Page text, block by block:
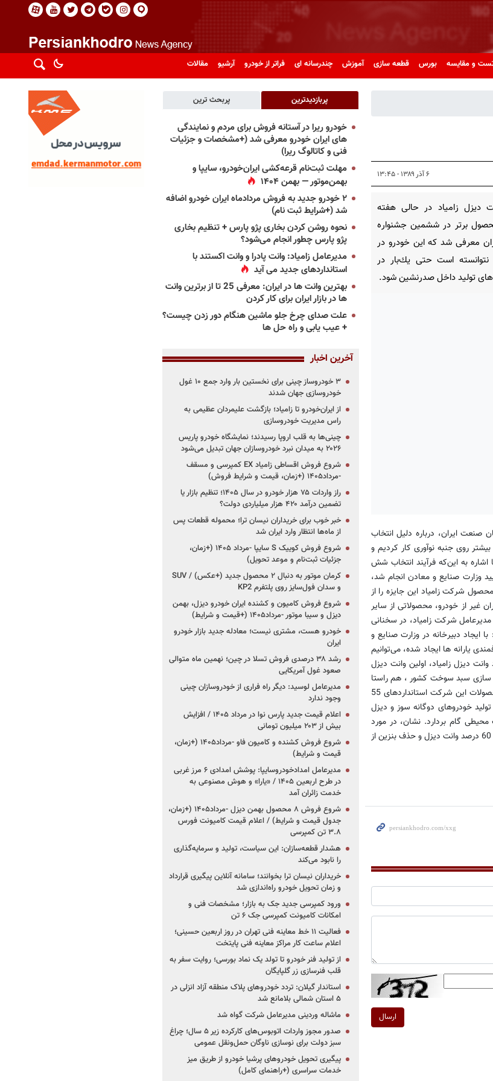
و مقایسه بورس قطعه سازی آموزش چندرسانه ای فراتر از خودرو آرشیو مقالات
۶ آذر ۱۳۸۹ - ۱۳:۴۵
دیزل زامیاد در حالی هفته
برتر در ششمین جشنواره
معرفی شد كه این خودرو در
است حتی یك‌بار در
تولید داخل صدرنشین شود.
صنعت ایران، درباره دلیل انتخاب
روی جنبه نوآوری كار كردیم و
به این‌كه فرآیند انتخاب شش
وزارت صنایع و معادن انجام شد،‌
محصول برتر، مزدا 3 بود كه در نهایت محصول شركت زامیاد این جایزه را از
غیر از خودرو، محصولاتی از سایر
شركت زامیاد، در سخنانی
دبیرخانه در وزارت صنایع و
یارانه ها ایجاد شده،‌ می‌توانیم
دیزل زامیاد، اولین وانت دیزل
سازی سبد سوخت كشور ، هم راستا
با طرح هدفمندی یارانه ها بوده است. مدیرعامل شركت زامیاد با تاكید بر این كه محصولات این شركت استانداردهای 55
خودروهای دوگانه سوز و دیزل
گام بردارد. نشان، در مورد
برنامه تولید امسال این شركت نیز گفت: زامیاد تولید خود را به 40 درصد وانت گازسوز، 60 درصد وانت دیزل و حذف بنزین از
ارسال
پربازدیدترین پربحث ترین
خودرو ریرا در آستانه فروش برای مردم و نمایندگی
های ایران خودرو معرفی شد (+مشخصات و جزئیات
فنی و کاتالوگ ریرا)
مهلت ثبت‌نام قرعه‌کشی ایران‌خودرو، سایپا و
بهمن‌موتور — بهمن ۱۴۰۴
۲ خودرو جدید به فروش مردادماه ایران خودرو اضافه
شد (+شرایط ثبت نام)
نحوه روشن کردن بخاری پژو پارس + تنظیم بخاری
پژو پارس چطور انجام می‌شود؟
مدیرعامل زامیاد: وانت پادرا و وانت اکستند با
استانداردهای جدید می آید
بهترین وانت ها در ایران: معرفی 25 تا از برترین وانت
ها در بازار ایران برای کار کردن
علت صدای چرخ جلو ماشین هنگام دور زدن چیست؟
+ عیب یابی و راه حل ها
آخرین اخبار
۳ خودروساز چینی برای نخستین بار وارد جمع ۱۰ غول
خودروسازی جهان شدند
از ایران‌خودرو تا زامیاد؛ بازگشت علیمردان عظیمی به
راس مدیریت خودروسازی
چینی‌ها به قلب اروپا رسیدند؛ نمایشگاه خودرو پاریس
۲۰۲۶ به میدان نبرد خودروسازان جهان تبدیل می‌شود
شروع فروش اقساطی زامیاد EX کمپرسی و مسقف
-مرداد۱۴۰۵ (+زمان، قیمت و شرایط فروش)
راز واردات ۷۵ هزار خودرو در سال ۱۴۰۵؛ تنظیم بازار یا
تضمین درآمد ۴۲۰ هزار میلیاردی دولت؟
خبر خوب برای خریداران نیسان ترا؛ محموله قطعات پس
از ماه‌ها انتظار وارد ایران شد
شروع فروش کوییک S سایپا -مرداد ۱۴۰۵ (+زمان،
جزئیات ثبت‌نام و موعد تحویل)
کرمان موتور به دنبال ۲ محصول جدید (+عکس) / SUV
و سدان فول‌سایز روی پلتفرم KP2
شروع فروش کامیون و کشنده ایران خودرو دیزل، بهمن
دیزل و سیبا موتور -مرداد۱۴۰۵ (+قیمت و شرایط)
خودرو هست، مشتری نیست؛ معادله جدید بازار خودرو
ایران
رشد ۳۸ درصدی فروش تسلا در چین؛ نهمین ماه متوالی
صعود غول آمریکایی
مدیرعامل لوسید: دیگر راه فراری از خودروسازان چینی
وجود ندارد
اعلام قیمت جدید پارس نوا در مرداد ۱۴۰۵ / افزایش
بیش از ۲۰۳ میلیون تومانی
شروع فروش کشنده و کامیون فاو -مرداد۱۴۰۵ (+زمان،
قیمت و شرایط)
مدیرعامل امدادخودروسایپا: پوشش امدادی ۶ مرز غربی
در طرح اربعین ۱۴۰۵ / «یارا» و هوش مصنوعی به
خدمت زائران آمد
شروع فروش ۸ محصول بهمن دیزل -مرداد۱۴۰۵ (+زمان،
جدول قیمت و شرایط) / اعلام قیمت کامیونت فورس
۳.۸ تن کمپرسی
هشدار قطعه‌سازان: این سیاست، تولید و سرمایه‌گذاری
را نابود می‌کند
خریداران نیسان ترا بخوانند؛ سامانه آنلاین پیگیری قرارداد
و زمان تحویل خودرو راه‌اندازی شد
ورود کمپرسی جدید جک به بازار؛ مشخصات فنی و
امکانات کامیونت کمپرسی جک ۶ تن
فعالیت ۱۱ خط معاینه فنی تهران در روز اربعین حسینی؛
اعلام ساعت کار مراکز معاینه فنی پایتخت
از تولید فنر خودرو تا تولد یک نماد بورسی؛ روایت سفر به
قلب فنرسازی زر گلپایگان
استاندار گیلان: تردد خودروهای پلاک منطقه آزاد انزلی در
۵ استان شمالی بلامانع شد
ماشاله وردینی مدیرعامل شرکت گواه شد
صدور مجوز واردات اتوبوس‌های کارکرده زیر ۵ سال؛ چراغ
سبز دولت برای نوسازی ناوگان حمل‌ونقل عمومی
پیگیری تحویل خودروهای پرشیا خودرو از طریق میز
خدمات سراسری (+راهنمای کامل)